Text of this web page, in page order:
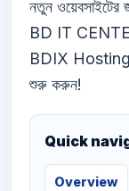
নতুন
BD IT
BDIX Hosting
শুরু করুন!
Quick
Overview